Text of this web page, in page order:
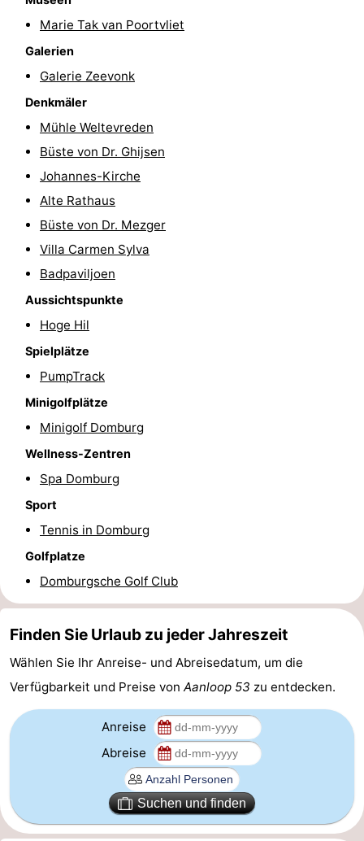
Reiten
Reitschulen
Golfplatze
Sportangeln
Mondriaan
Toorop
Essen
und
trinken
Veranstaltungen
Ringstechen
Praktisch
Forum
Parken
Reisebuchshop
Medizin
Adressen
Region
Zeeland
Schouwen-
Renesse
-
Brouwershaven
-
Natur
-
Marie Tak van Poortvliet
Galerien
Galerie Zeevonk
Denkmäler
Mühle Weltevreden
Büste von Dr. Ghijsen
Johannes-Kirche
Alte Rathaus
Büste von Dr. Mezger
Villa Carmen Sylva
Badpaviljoen
Aussichtspunkte
Hoge Hil
Spielplätze
PumpTrack
Minigolfplätze
Minigolf Domburg
Wellness-Zentren
Spa Domburg
Sport
Tennis in Domburg
Golfplatze
Domburgsche Golf Club
Finden Sie Urlaub zu jeder Jahreszeit
Wählen Sie Ihr Anreise- und Abreisedatum, um die
Verfügbarkeit und Preise von Aanloop 53 zu entdecken.
Anreise
Abreise
Suchen und finden